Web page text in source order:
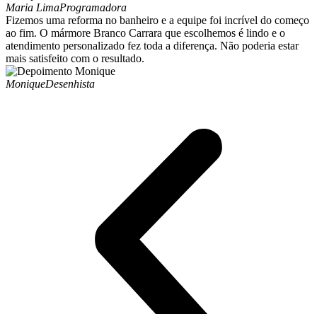
Maria LimaProgramadora
Fizemos uma reforma no banheiro e a equipe foi incrível do começo
ao fim. O mármore Branco Carrara que escolhemos é lindo e o
atendimento personalizado fez toda a diferença. Não poderia estar
mais satisfeito com o resultado.
MoniqueDesenhista